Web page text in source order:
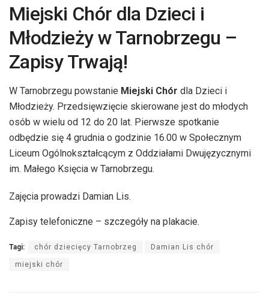
Miejski Chór dla Dzieci i
Młodzieży w Tarnobrzegu –
Zapisy Trwają!
W Tarnobrzegu powstanie Miejski Chór dla Dzieci i
Młodzieży. Przedsięwzięcie skierowane jest do młodych
osób w wielu od 12 do 20 lat. Pierwsze spotkanie
odbędzie się 4 grudnia o godzinie 16.00 w Społecznym
Liceum Ogólnokształcącym z Oddziałami Dwujęzycznymi
im. Małego Księcia w Tarnobrzegu.
Zajęcia prowadzi Damian Lis.
Zapisy telefoniczne – szczegóły na plakacie.
Tagi: chór dziecięcy Tarnobrzeg Damian Lis chór
miejski chór